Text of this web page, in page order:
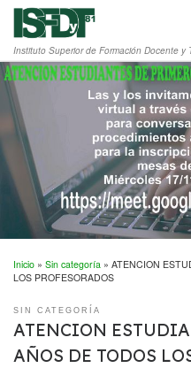
Saltar al contenido
Instituto Superior de Formación Docente y
Inicio » Sin categoría » ATENCION
LOS PROFESORADOS
SIN CATEGORÍA
ATENCION
AÑOS DE TODOS